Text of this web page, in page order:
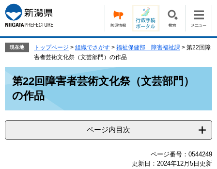
ー
ジ
の
で
す。
ニ
ュ
ー
ば
現在地 トップページ > 組織でさがす > 福祉保健部 障害福祉課 > 第22回障
害者芸術文化祭（文芸部門）の作品
第22回障害者芸術文化祭（文芸部門）
の作品
ページ内目次
ページ番号：0544249
更新日：2024年12月5日更新